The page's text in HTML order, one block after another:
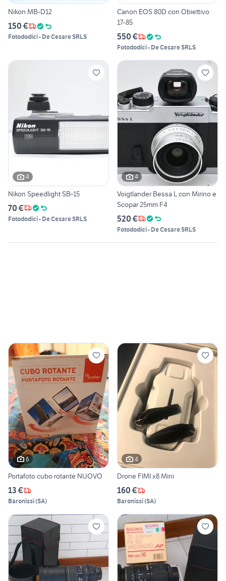
Nikon MB-D12
150 €
Fotododici - De Cesare SRLS
Canon EOS 80D con Obiettivo
17-85
550 €
Fotododici - De Cesare SRLS
4
Nikon Speedlight SB‑15
70 €
Fotododici - De Cesare SRLS
4
Voigtlander Bessa L con Mirino e
Scopar 25mm F4
520 €
Fotododici - De Cesare SRLS
6
Portafoto cubo rotante NUOVO
13 €
Baronissi(SA)
4
Drone FIMI x8 Mini
160 €
Baronissi(SA)